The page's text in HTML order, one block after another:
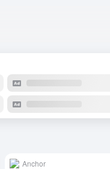
Anchor